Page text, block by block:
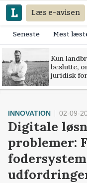
Læs e-avisen
Seneste Mest
Kun
beslutte,
juridisk
INNOVATION 02-09-
Digitale
problemer: